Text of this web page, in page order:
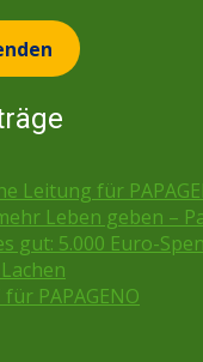
Leitung für
Leben geben –
gut: 5.000 Euro-
PAPAGENO